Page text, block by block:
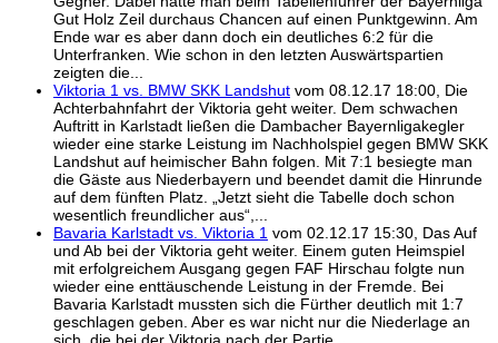
Gut Holz Zeil durchaus Chancen auf einen Punktgewinn. Am
Ende war es aber dann doch ein deutliches 6:2 für die
Unterfranken. Wie schon in den letzten Auswärtspartien
zeigten die...
Viktoria 1 vs. BMW SKK Landshut vom 08.12.17 18:00, Die
Achterbahnfahrt der Viktoria geht weiter. Dem schwachen
Auftritt in Karlstadt ließen die Dambacher Bayernligakegler
wieder eine starke Leistung im Nachholspiel gegen BMW SKK
Landshut auf heimischer Bahn folgen. Mit 7:1 besiegte man
die Gäste aus Niederbayern und beendet damit die Hinrunde
auf dem fünften Platz. „Jetzt sieht die Tabelle doch schon
wesentlich freundlicher aus“,...
Bavaria Karlstadt vs. Viktoria 1 vom 02.12.17 15:30, Das Auf
und Ab bei der Viktoria geht weiter. Einem guten Heimspiel
mit erfolgreichem Ausgang gegen FAF Hirschau folgte nun
wieder eine enttäuschende Leistung in der Fremde. Bei
Bavaria Karlstadt mussten sich die Fürther deutlich mit 1:7
geschlagen geben. Aber es war nicht nur die Niederlage an
sich, die bei der Viktoria nach der Partie...